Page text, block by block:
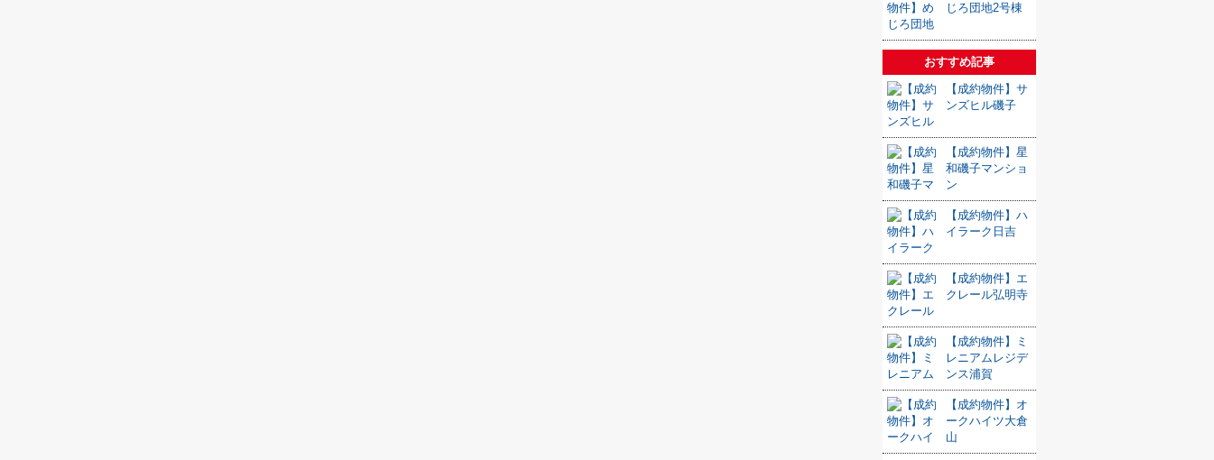
じろ団地2号棟
おすすめ記事
【成約物件】サ
ンズヒル磯子
【成約物件】星
和磯子マンショ
ン
【成約物件】ハ
イラーク日吉
【成約物件】エ
クレール弘明寺
【成約物件】ミ
レニアムレジデ
ンス浦賀
【成約物件】オ
ークハイツ大倉
山